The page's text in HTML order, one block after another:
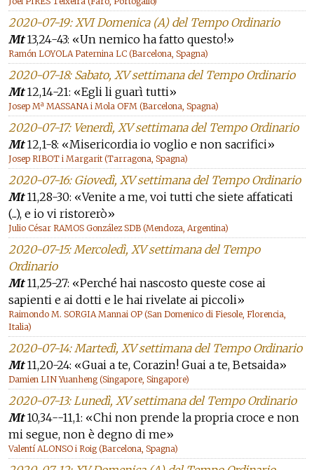
2020-07-19: XVI Domenica (A) del Tempo Ordinario
Mt13,24-43: «Un nemico ha fatto questo!»
Ramón LOYOLA Paternina LC (Barcelona, Spagna)
2020-07-18: Sabato, XV settimana del Tempo Ordinario
Mt12,14-21: «Egli li guarì tutti»
Josep Mª MASSANA i Mola OFM (Barcelona, Spagna)
2020-07-17: Venerdì, XV settimana del Tempo Ordinario
Mt12,1-8: «Misericordia io voglio e non sacrifici»
Josep RIBOT i Margarit (Tarragona, Spagna)
2020-07-16: Giovedì, XV settimana del Tempo Ordinario
Mt11,28-30: «Venite a me, voi tutti che siete affaticati
(...), e io vi ristorerò»
Julio César RAMOS González SDB (Mendoza, Argentina)
2020-07-15: Mercoledì, XV settimana del Tempo
Ordinario
Mt11,25-27: «Perché hai nascosto queste cose ai
sapienti e ai dotti e le hai rivelate ai piccoli»
Raimondo M. SORGIA Mannai OP (San Domenico di Fiesole, Florencia,
Italia)
2020-07-14: Martedì, XV settimana del Tempo Ordinario
Mt11,20-24: «Guai a te, Corazin! Guai a te, Betsaida»
Damien LIN Yuanheng (Singapore, Singapore)
2020-07-13: Lunedì, XV settimana del Tempo Ordinario
Mt10,34--11,1: «Chi non prende la propria croce e non
mi segue, non è degno di me»
Valentí ALONSO i Roig (Barcelona, Spagna)